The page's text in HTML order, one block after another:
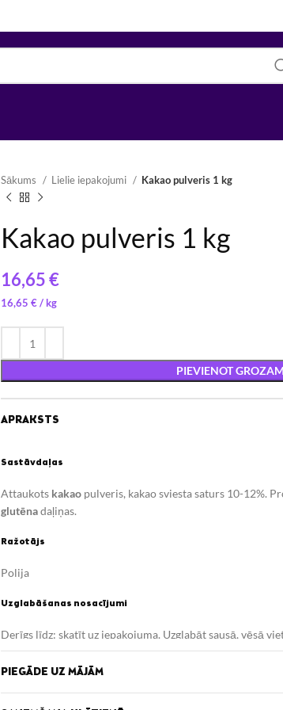
Sākums Lielie iepakojumi Kakao pulveris 1 kg
Kakao pulveris 1 kg
€
16,65 €/
PIEVIENOT GROZAM
APRAKSTS
Sastāvdaļas
Attaukots kakao pulveris, kakao sviesta saturs 10-12%. P
glutēnadaļiņas.
Ražotājs
Polija
Uzglabāšanas nosacījumi
Derīgs līdz: skatīt uz iepakojuma. Uzglabāt sausā, vēsā
Uzturvērtība (100g/ml)
Enerģētiskā vērtība 1317 kJ/ 317 kcal
PIEGĀDE UZ MĀJĀM